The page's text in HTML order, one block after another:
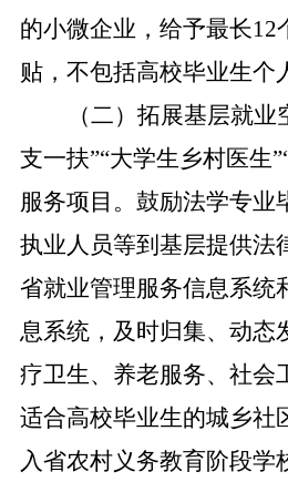
的小微企业，给予最长12
贴，不包括高校毕业生个
（二）拓展基层就业
支一扶”“大学生乡村医生
服务项目。鼓励法学专业
执业人员等到基层提供法
省就业管理服务信息系统
息系统，及时归集、动态
疗卫生、养老服务、社会
适合高校毕业生的城乡社
入省农村义务教育阶段学